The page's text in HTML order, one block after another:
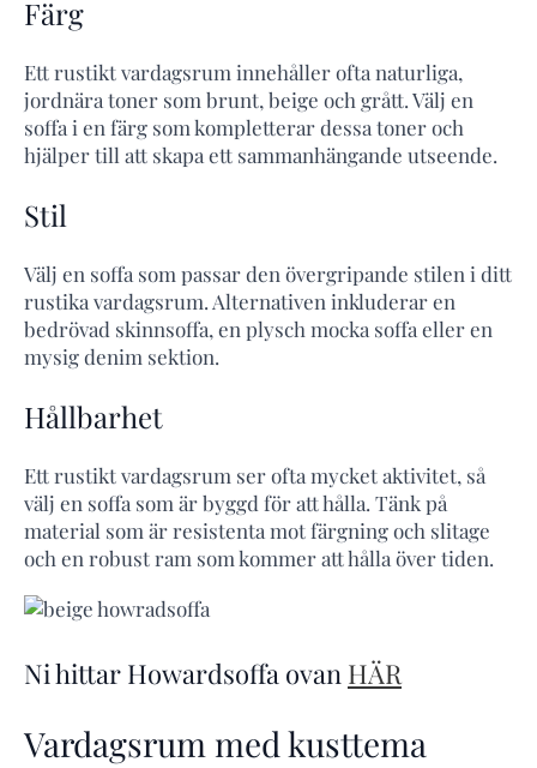
Färg
Ett rustikt vardagsrum innehåller ofta naturliga,
jordnära toner som brunt, beige och grått. Välj en
soffa i en färg som kompletterar dessa toner och
hjälper till att skapa ett sammanhängande utseende.
Stil
Välj en soffa som passar den övergripande stilen i ditt
rustika vardagsrum. Alternativen inkluderar en
bedrövad skinnsoffa, en plysch mocka soffa eller en
mysig denim sektion.
Hållbarhet
Ett rustikt vardagsrum ser ofta mycket aktivitet, så
välj en soffa som är byggd för att hålla. Tänk på
material som är resistenta mot färgning och slitage
och en robust ram som kommer att hålla över tiden.
Ni hittar Howardsoffa ovan HÄR
Vardagsrum med kusttema